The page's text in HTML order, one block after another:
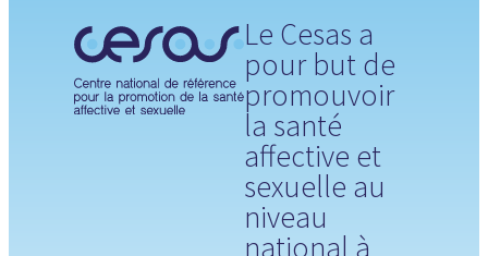
Le Cesas a
pour but de
promouvoir
la santé
affective et
sexuelle au
niveau
national à